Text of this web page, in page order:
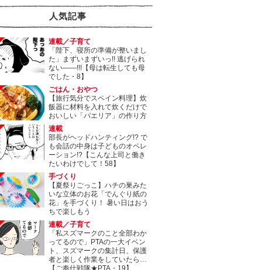
人気記事
連載／子育て
「陛下、寝所の準備が整いまし
た」まずいまずいっ!! 逃げられ
ない――!!!【母は転生しても母
でした・8】
ごはん・おやつ
【旅行気分でスペイン料理】炊
飯器に材料を入れて炊くだけで
おいしい「パエリア」の作り方
連載
部長がヘッドハンティング!? で
も会話の中身は子どものオペレ
ーション!?【こんな上司と働き
たいわけでして！58】
手づくり
【夏祭りごっこ】ハチの巣みた
いな立体のお花「でんぐり紙の
花」を手づくり！ 暑い日はおう
ちで楽しもう
連載／子育て
「私スズマークのこと全部わか
ってるので」PTAの一大イベン
ト、スズマークの集計日、保護
者と楽しく作業をしていたら…